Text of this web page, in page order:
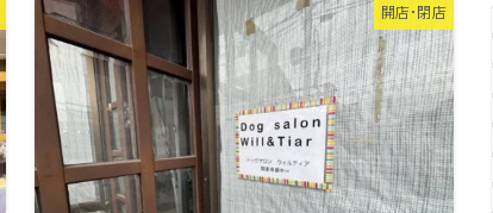
開店・閉店